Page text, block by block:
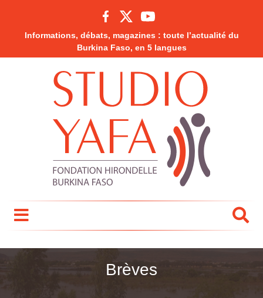
Informations, débats, magazines : toute l’actualité du
Burkina Faso, en 5 langues
Brèves